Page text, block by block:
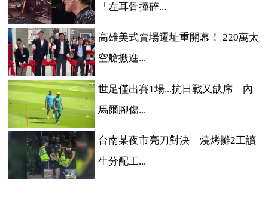
「左耳骨撞碎...
高雄美式賣場遷址重開幕！ 220萬太
空艙搬進...
世足僅出賽1場...抗日戰又缺席 內
馬爾腳傷...
台南某夜市亮刀對決 燒烤攤2工讀
生分配工...